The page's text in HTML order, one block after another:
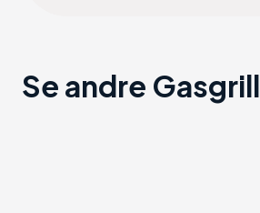
Se andre Gasgrill